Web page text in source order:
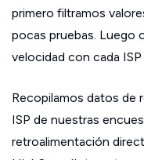
primero filtramos
pocas pruebas. Luego
velocidad con cada
Recopilamos datos de
ISP de nuestras
retroalimentación